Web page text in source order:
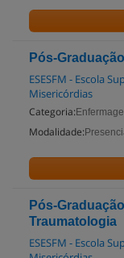
Pós-
ESESFM - Escola
Misericórdias
Categoria:
Modalidade:
Pós-
Traumatologia
ESESFM - Escola